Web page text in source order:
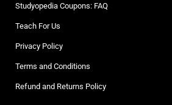
Studyopedia Coupons: FAQ
Teach For Us
Privacy Policy
Terms and Conditions
Refund and Returns Policy